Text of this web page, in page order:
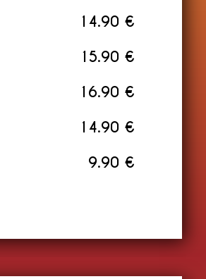
14.90 €
15.90 €
16.90 €
14.90 €
9.90 €